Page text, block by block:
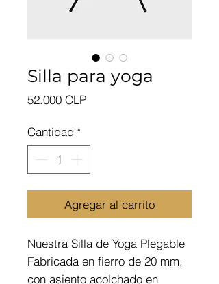
Silla para yoga
52.000 CLPPrecio
Cantidad *
Agregar al carrito
Nuestra Silla de Yoga Plegable
Fabricada en fierro de 20 mm,
con asiento acolchado en